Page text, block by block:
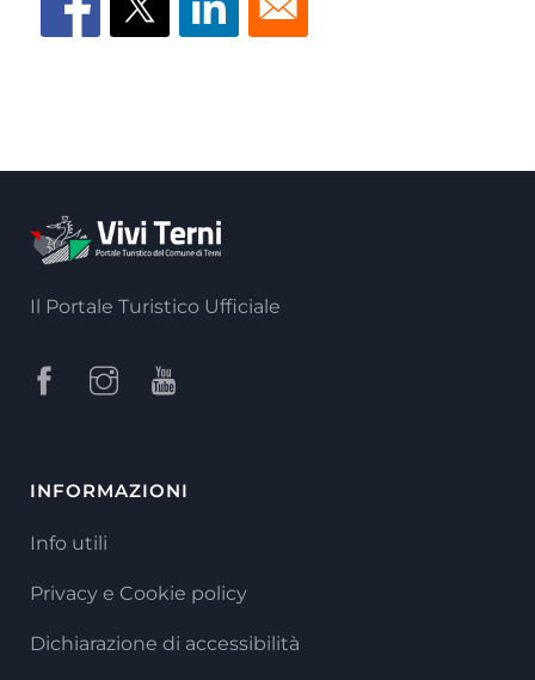
Il Portale Turistico Ufficiale
INFORMAZIONI
Info utili
Privacy e Cookie policy
Dichiarazione di accessibilità